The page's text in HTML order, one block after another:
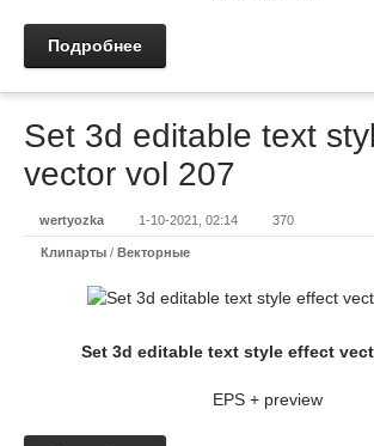
Подробнее
Set 3d editable text
vector vol 207
wertyozka 1-10-2021, 02:14 370
Клипарты / Векторные
Set 3d editable text style effect
EPS + preview